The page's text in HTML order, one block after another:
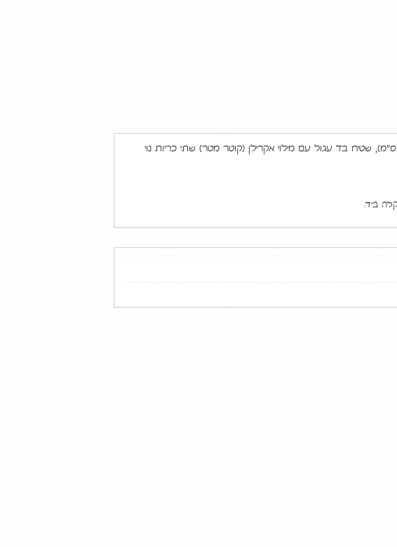
ערכת "קסם המטריושקה" המהממת, בפורמט הכולל: שק אחסון, שמיכה דו"צ עם מילוי אקרילן (180X115 ס"מ), שטיח בד עגול עם מילוי אקרילן (קוטר מטר) שתי כריות נוי